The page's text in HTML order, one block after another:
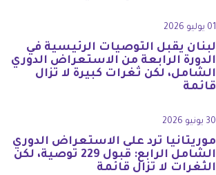
01 يوليو 2026
لبنان يقبل التوصيات الرئيسية في
الدورة الرابعة من الاستعراض الدوري
الشامل، لكن ثغرات كبيرة لا تزال
قائمة
30 يونيو 2026
موريتانيا ترد على الاستعراض الدوري
الشامل الرابع: قبول 229 توصية، لكن
الثغرات لا تزال قائمة